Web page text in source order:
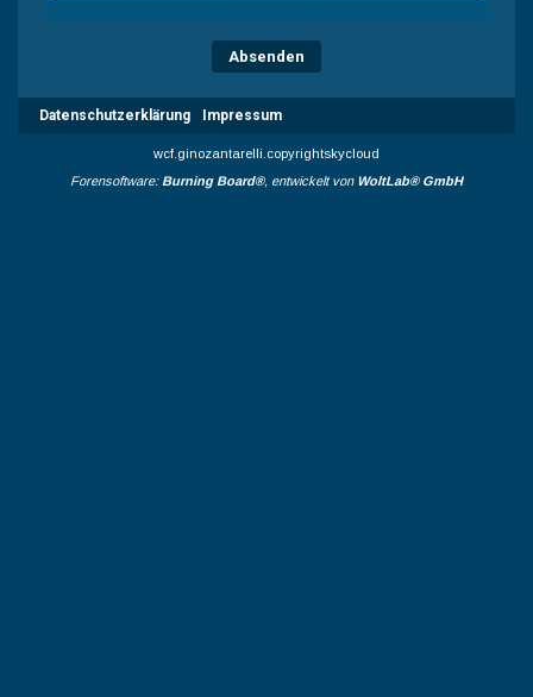
Datenschutzerklärung Impressum
wcf.ginozantarelli.copyrightskycloud
Forensoftware: Burning Board®, entwickelt von WoltLab® GmbH